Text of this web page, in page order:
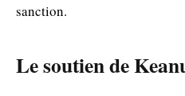
sanction.
Le soutien de